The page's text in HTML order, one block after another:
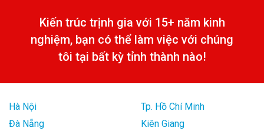
Kiến trúc trịnh gia với 15+ năm kinh
nghiệm, bạn có thể làm việc với chúng
tôi tại bất kỳ tỉnh thành nào!
Hà Nội
Tp. Hồ Chí Minh
Đà Nẵng
Kiên Giang